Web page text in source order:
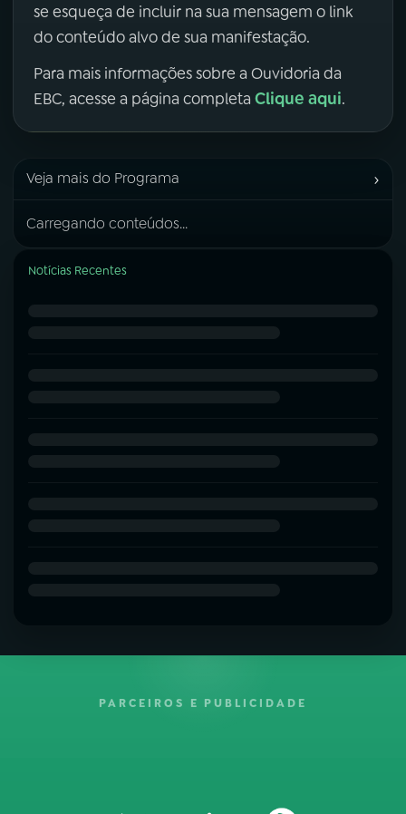
se esqueça de incluir na sua mensagem o link
do conteúdo alvo de sua manifestação.
Para mais informações sobre a Ouvidoria da
EBC, acesse a página completa Clique aqui.
Veja mais do Programa ›
Carregando conteúdos...
Notícias Recentes
PARCEIROS E PUBLICIDADE